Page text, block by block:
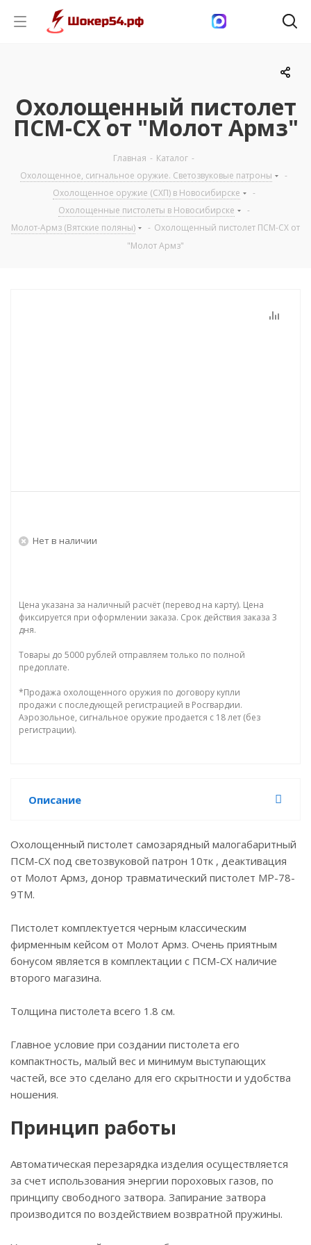
Охолощенный пистолет
ПСМ-СХ от "Молот Армз"
Главная - Каталог -
Охолощенное, сигнальное оружие. Светозвуковые патроны
-
Охолощенное оружие (СХП) в Новосибирске
-
Охолощенные пистолеты в Новосибирске
-
Молот-Армз (Вятские поляны)
- Охолощенный пистолет ПСМ-СХ от
"Молот Армз"
Нет в наличии
Цена указана за наличный расчёт (перевод на карту). Цена
фиксируется при оформлении заказа. Срок действия заказа 3
дня.
Товары до 5000 рублей отправляем только по полной
предоплате.
*Продажа охолощенного оружия по договору купли
продажи с последующей регистрацией в Росгвардии.
Аэрозольное, сигнальное оружие продается с 18 лет (без
регистрации).
Описание
Охолощенный пистолет самозарядный малогабаритный
ПСМ-СХ под светозвуковой патрон 10тк , деактивация
от Молот Армз, донор травматический пистолет МР-78-
9ТМ.
Пистолет комплектуется черным классическим
фирменным кейсом от Молот Армз. Очень приятным
бонусом является в комплектации с ПСМ-СХ наличие
второго магазина.
Толщина пистолета всего 1.8 см.
Главное условие при создании пистолета его
компактность, малый вес и минимум выступающих
частей, все это сделано для его скрытности и удобства
ношения.
Принцип работы
Автоматическая перезарядка изделия осуществляется
за счет использования энергии пороховых газов, по
принципу свободного затвора. Запирание затвора
производится по воздействием возвратной пружины.